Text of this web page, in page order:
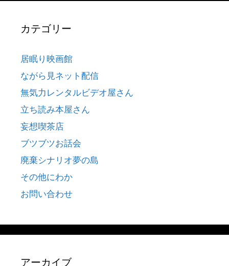
カテゴリー
居眠り映画館
ながら見ネット配信
無気力レンタルビデオ屋さん
立ち読み本屋さん
妄想喫茶店
ブツブツお話会
廃棄シナリオ夢の島
その他にわか
お問い合わせ
アーカイブ